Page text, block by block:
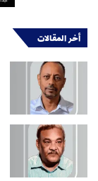
أخر المقالات